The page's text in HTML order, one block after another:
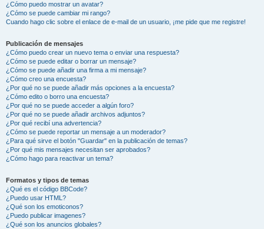
¿Cómo puedo mostrar un avatar?
¿Cómo se puede cambiar mi rango?
Cuando hago clic sobre el enlace de e-mail de un usuario, ¡me pide que me registre!
Publicación de mensajes
¿Cómo puedo crear un nuevo tema o enviar una respuesta?
¿Cómo se puede editar o borrar un mensaje?
¿Cómo se puede añadir una firma a mi mensaje?
¿Cómo creo una encuesta?
¿Por qué no se puede añadir más opciones a la encuesta?
¿Cómo edito o borro una encuesta?
¿Por qué no se puede acceder a algún foro?
¿Por qué no se puede añadir archivos adjuntos?
¿Por qué recibí una advertencia?
¿Cómo se puede reportar un mensaje a un moderador?
¿Para qué sirve el botón "Guardar" en la publicación de temas?
¿Por qué mis mensajes necesitan ser aprobados?
¿Cómo hago para reactivar un tema?
Formatos y tipos de temas
¿Qué es el código BBCode?
¿Puedo usar HTML?
¿Qué son los emoticonos?
¿Puedo publicar imagenes?
¿Qué son los anuncios globales?